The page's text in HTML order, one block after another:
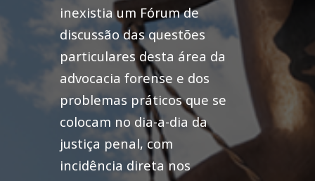
inexistia um Fórum de
discussão das questões
particulares desta área da
advocacia forense e dos
problemas práticos que se
colocam no dia-a-dia da
justiça penal, com
incidência direta nos